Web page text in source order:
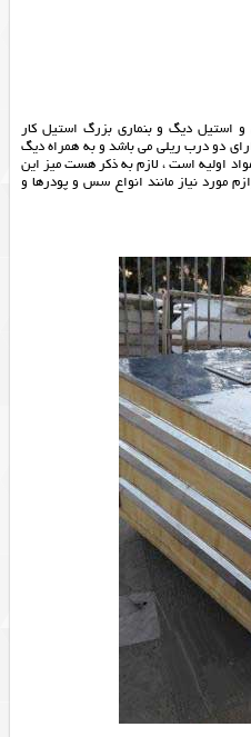
و استیل دیگ و بنماری بزرگ استیل کار
دو درب ریلی می باشد و به همراه دیگ
اولیه است ، لازم به ذکر هست میز این
مورد نیاز مانند انواع سس و پودرها و